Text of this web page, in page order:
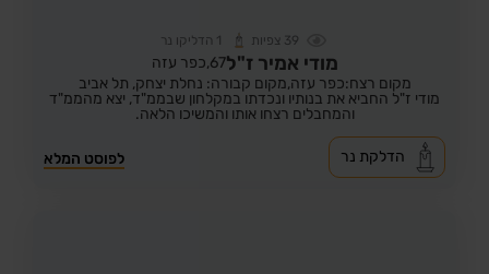
39 צפיות 1 הדליקו נר
מודי אמיר ז"ל67, כפר עזה
מקום רצח:כפר עזה,מקום קבורה: נחלת יצחק, תל אביב
מודי ז"ל החביא את בנותיו ונכדתו במקלחון שבממ"ד, יצא מהממ"ד
והמחבלים רצחו אותו והמשיכו הלאה.
לפוסט המלא הדלקת נר